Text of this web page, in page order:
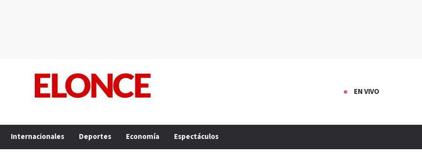
EN VIVO
Internacionales Deportes Economía Espectáculos